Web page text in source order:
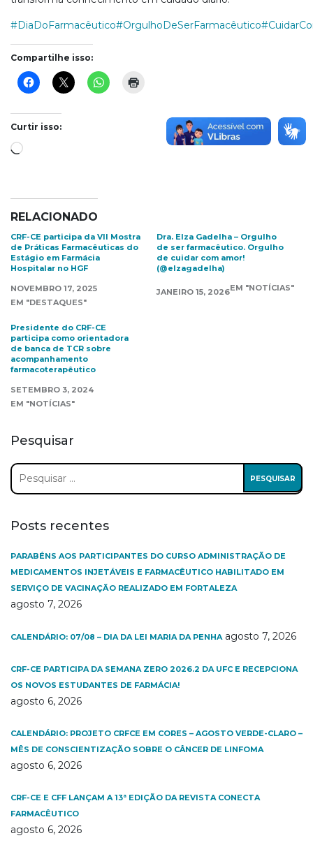
#DiaDoFarmacêutico#OrgulhoDeSerFarmacêutico
Compartilhe isso:
Curtir isso:
Carregando...
RELACIONADO
CRF-CE participa da VII Mostra
de Práticas Farmacêuticas do
Estágio em Farmácia
Hospitalar no HGF
NOVEMBRO 17, 2025
EM "DESTAQUES"
Dra. Elza Gadelha – Orgulho
de ser farmacêutico. Orgulho
de cuidar com amor!
(@elzagadelha)
JANEIRO 15, 2026EM "NOTÍCIAS"
Presidente do CRF-CE
participa como orientadora
de banca de TCR sobre
acompanhamento
farmacoterapêutico
SETEMBRO 3, 2024
EM "NOTÍCIAS"
Pesquisar
Pesquisar
por:
Posts recentes
PARABÉNS AOS PARTICIPANTES DO CURSO ADMINISTRAÇÃO DE
MEDICAMENTOS INJETÁVEIS E FARMACÊUTICO HABILITADO EM
SERVIÇO DE VACINAÇÃO REALIZADO EM FORTALEZA
agosto 7, 2026
CALENDÁRIO: 07/08 – DIA DA LEI MARIA DA PENHA agosto 7, 2026
CRF-CE PARTICIPA DA SEMANA ZERO 2026.2 DA UFC E RECEPCIONA
OS NOVOS ESTUDANTES DE FARMÁCIA!
agosto 6, 2026
CALENDÁRIO: PROJETO CRFCE EM CORES – AGOSTO VERDE-CLARO –
MÊS DE CONSCIENTIZAÇÃO SOBRE O CÂNCER DE LINFOMA
agosto 6, 2026
CRF-CE E CFF LANÇAM A 13ª EDIÇÃO DA REVISTA CONECTA
FARMACÊUTICO
agosto 6, 2026